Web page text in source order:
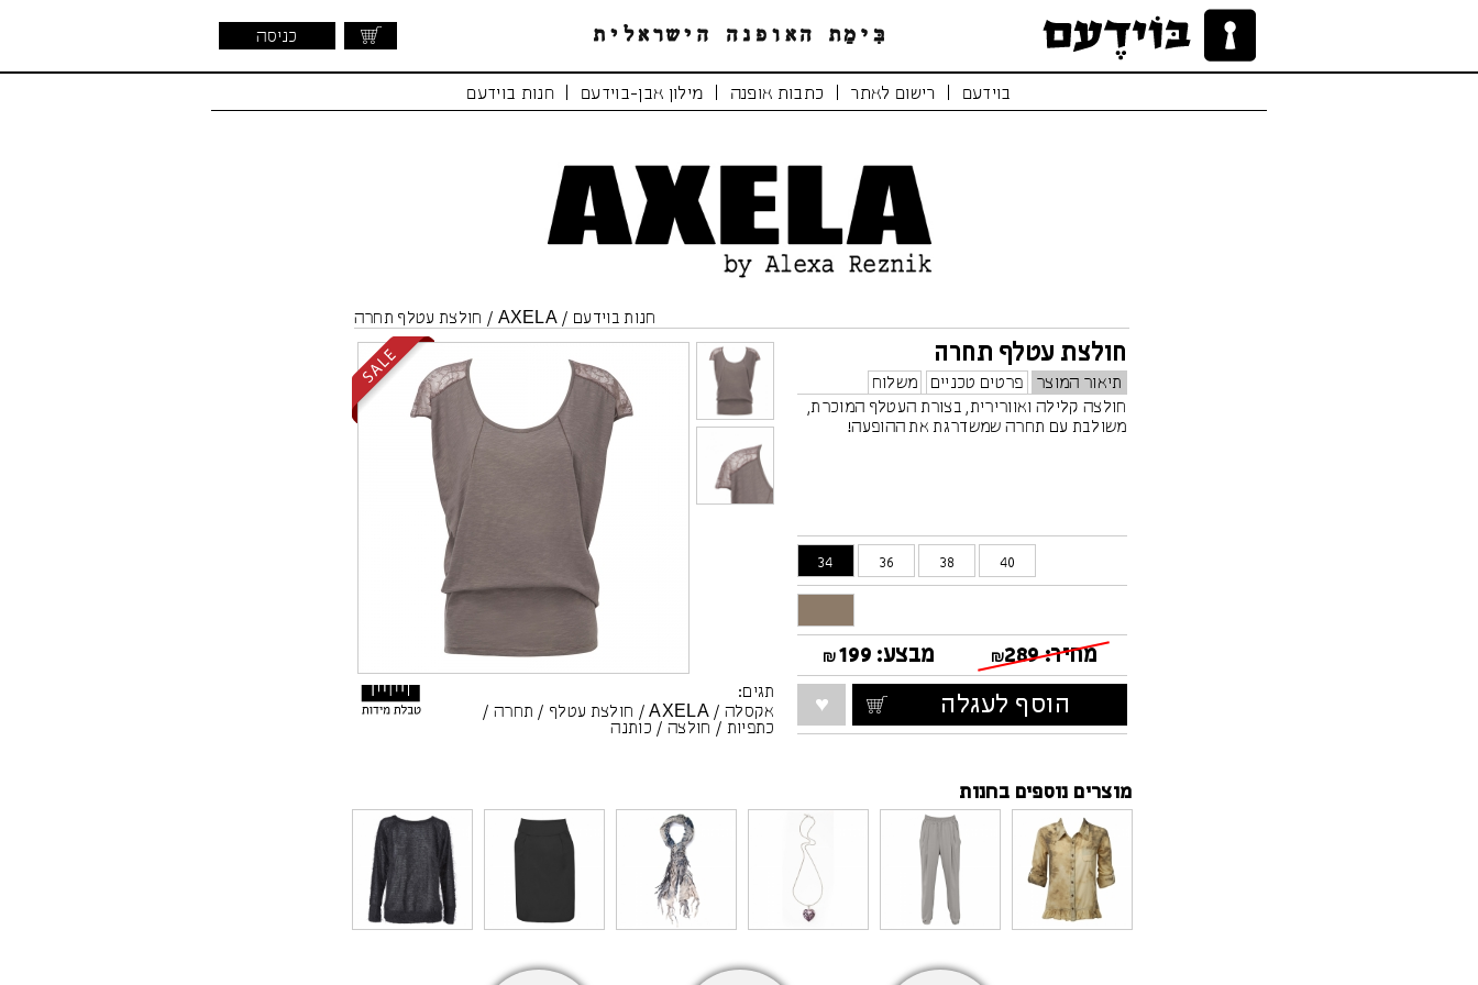
כניסה
בוידעם רישום לאתר כתבות אופנה מילון אבן-בוידעם חנות בוידעם
חנות בוידעם /
AXELA
/ חולצת עטלף תחרה
חולצת עטלף תחרה
תיאור המוצר פרטים טכניים
משלוח
חולצה קלילה ואוורירית, בצורת העטלף המוכרת,
משולבת עם תחרה שמשדרגת את ההופעה!
34 36 38 40
מחיר: ₪289 מבצע: ₪ 199
הוסף לעגלה
תגים:
אקסלה /
AXELA
/ חולצת עטלף / תחרה /
כתפיות / חולצה / כותנה
מוצרים נוספים בחנות